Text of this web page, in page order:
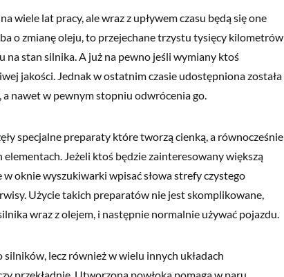
wiele lat pracy, ale wraz z upływem czasu będą się one
o zmianę oleju, to przejechane trzystu tysięcy kilometrów
na stan silnika. A już na pewno jeśli wymiany ktoś
jakości. Jednak w ostatnim czasie udostępniona została
nawet w pewnym stopniu odwrócenia go.
specjalne preparaty które tworzą cienką, a równocześnie
Jeżeli ktoś będzie zainteresowany większą
oknie wyszukiwarki wpisać słowa strefy czystego
Użycie takich preparatów nie jest skomplikowane,
wraz z olejem, i następnie normalnie używać pojazdu.
lecz również w wielu innych układach